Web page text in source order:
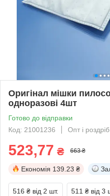
Оригінал мішки
одноразові 4шт
Готово до відправки
Код: 21001236
Опт і роздріб
523,77 ₴ 663 ₴
Економія 139.23 ₴
516 ₴ від 2 шт. 511 ₴ від 3